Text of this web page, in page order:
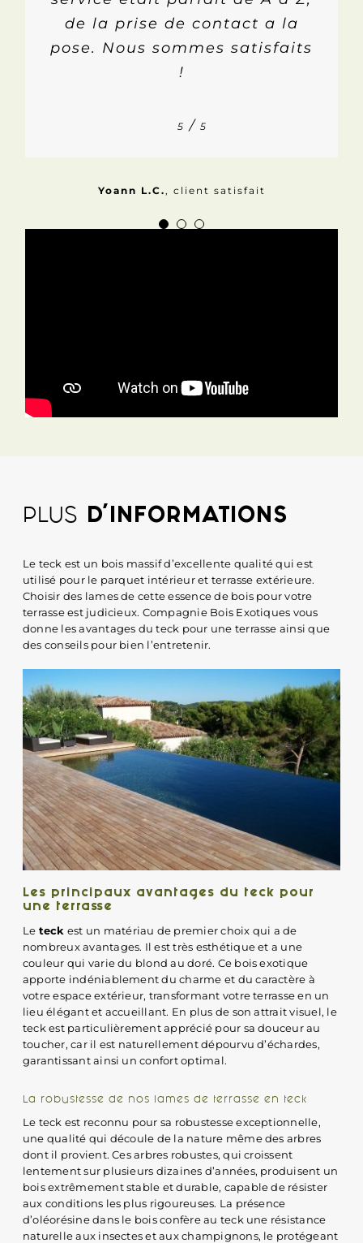
de la prise de contact a la
pose. Nous sommes satisfaits
!
5 / 5
Yoann L.C. , client satisfait
prestation. Je recommande
donc fortement ce
fournisseur.
5 / 5
Jacques C. client satisfait
dessiné pour vraiment se
rendre compte du rendu de
notre terrasse.
5 / 5
Ludovic T. client satisfait
PLUS D’INFORMATIONS
Le teck est un bois massif d’excellente qualité qui est
utilisé pour le parquet intérieur et terrasse extérieure.
Choisir des lames de cette essence de bois pour votre
terrasse est judicieux. Compagnie Bois Exotiques vous
donne les avantages du teck pour une terrasse ainsi que
des conseils pour bien l’entretenir.
Les principaux avantages du teck pour
une terrasse
Le teck est un matériau de premier choix qui a de
nombreux avantages. Il est très esthétique et a une
couleur qui varie du blond au doré. Ce bois exotique
apporte indéniablement du charme et du caractère à
votre espace extérieur, transformant votre terrasse en un
lieu élégant et accueillant. En plus de son attrait visuel, le
teck est particulièrement apprécié pour sa douceur au
toucher, car il est naturellement dépourvu d’échardes,
garantissant ainsi un confort optimal.
La robustesse de nos lames de terrasse en teck
Le teck est reconnu pour sa robustesse exceptionnelle,
une qualité qui découle de la nature même des arbres
dont il provient. Ces arbres robustes, qui croissent
lentement sur plusieurs dizaines d’années, produisent un
bois extrêmement stable et durable, capable de résister
aux conditions les plus rigoureuses. La présence
d’oléorésine dans le bois confère au teck une résistance
naturelle aux insectes et aux champignons, le protégeant